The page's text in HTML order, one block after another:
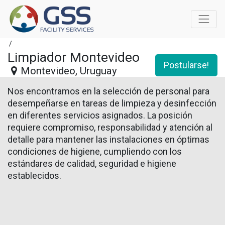
Postularse!
/
Limpiador Montevideo
Montevideo, Uruguay
Nos encontramos en la selección de personal para
desempeñarse en tareas de limpieza y desinfección
en diferentes servicios asignados. La posición
requiere compromiso, responsabilidad y atención al
detalle para mantener las instalaciones en óptimas
condiciones de higiene, cumpliendo con los
estándares de calidad, seguridad e higiene
establecidos.